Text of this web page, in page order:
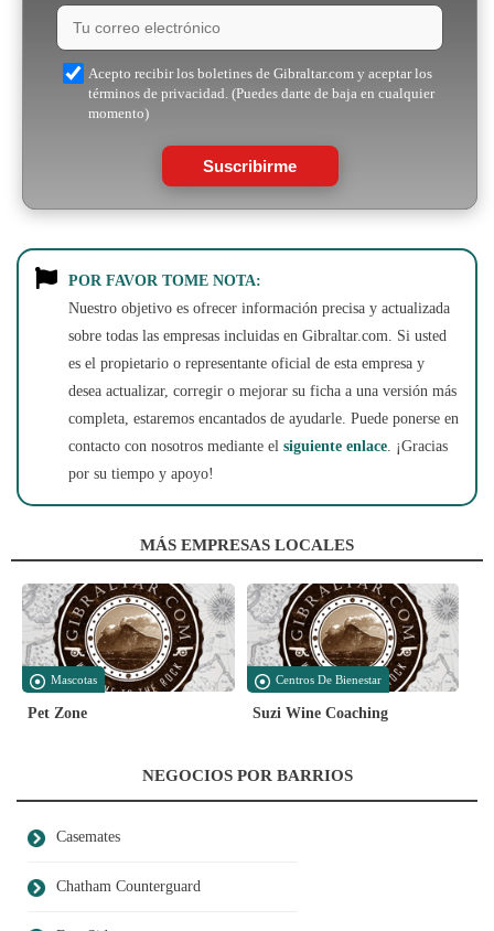
Acepto recibir los boletines de Gibraltar.com y aceptar los
términos de privacidad. (Puedes darte de baja en cualquier
momento)
Suscribirme
POR FAVOR TOME NOTA:
Nuestro objetivo es ofrecer información precisa y actualizada
sobre todas las empresas incluidas en Gibraltar.com. Si usted
es el propietario o representante oficial de esta empresa y
desea actualizar, corregir o mejorar su ficha a una versión más
completa, estaremos encantados de ayudarle. Puede ponerse en
contacto con nosotros mediante el siguiente enlace. ¡Gracias
por su tiempo y apoyo!
MÁS EMPRESAS LOCALES
Mascotas
Pet Zone
Centros De Bienestar
Suzi Wine Coaching
NEGOCIOS POR BARRIOS
Casemates
Chatham Counterguard